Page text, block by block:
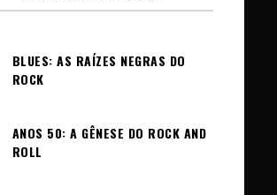
BLUES: AS RAÍZES NEGRAS DO
ROCK
ANOS 50: A GÊNESE DO ROCK AND
ROLL